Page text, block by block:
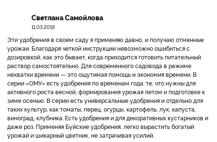
Светлана Самойлова
11.03.2019
Эти удобрения в своем саду я применяю давно, и получаю отменные
урожаи. Благодаря четкой инструкции невозможно ошибиться с
дозировкой, как это бывает, когда приходится готовить питательный
раствор самостоятельно. Для современного садовода в режиме
нехватки времени — это ощутимая помощь и экономия времени. В
серии «ОМУ» есть удобрения по временам года: те, что нужны для
активного роста весной, формирования урожая летом и подготовке к
зиме осенью. В серии есть универсальные удобрения и отдельно для
таких культур, как томаты, перец, огурцы, картофель, лук, капуста,
виноград, клубника. Есть удобрения и для декоративных кустарников и
даже роз. Применяя Буйские удобрения, легко вырастить богатый
урожай и шикарный цветник, не затрачивая усилий.